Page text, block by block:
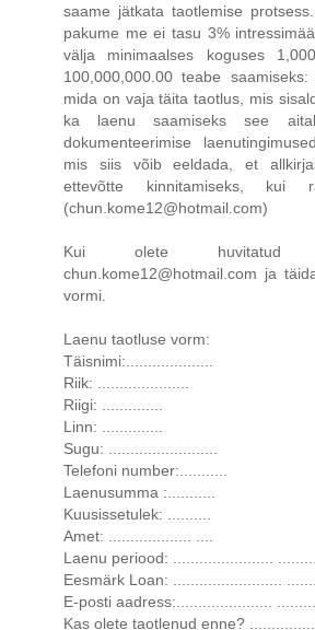
saame jätkata taotlemise
pakume me ei tasu 3%
välja minimaalses koguses
100,000,000.00 teabe
mida on vaja täita taotlus, mis
ka laenu saamiseks see
dokumenteerimise
mis siis võib eeldada, et
ettevõtte kinnitamiseks, kui
(chun.kome12@hotmail.com)
Kui olete huvitatud
chun.kome12@hotmail.com ja
vormi.
Laenu taotluse vorm:
Täisnimi:....................
Riik: .....................
Riigi: ..............
Linn: ..............
Sugu: .........................
Telefoni number:...........
Laenusumma :...........
Kuusissetulek: ..........
Amet: ................... ....
Laenu periood: .......................
Eesmärk Loan: .........................
E-posti aadress:......................
Kas olete taotlenud enne?